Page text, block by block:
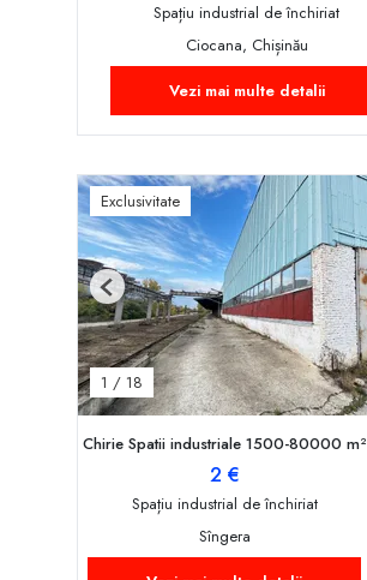
Spațiu industrial de închiriat
Ciocana, Chișinău
Vezi mai multe detalii
Exclusivitate
1 / 18
Previous
Chirie Spatii industriale 1500-80000 m²
2 €
Spațiu industrial de închiriat
Sîngera